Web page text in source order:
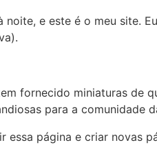
e este é o meu site.
fornecido miniaturas de
para a comunidade
essa página e criar novas